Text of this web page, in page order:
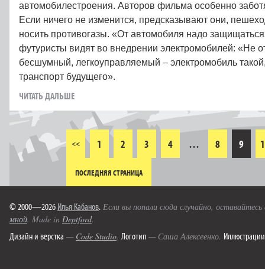
автомобилестроения. Авторов фильма особенно
Если ничего не изменится, предсказывают они,
носить противогазы. «От автомобиля надо
футуристы видят во внедрении электромобилей: «Не
бесшумный, легкоуправляемый – электромобиль
транспорт будущего».
ЧИТАТЬ ДАЛЬШЕ
<< 1 2 3 4 … 8 9
ПОСЛЕДНЯЯ СТРАНИЦА
© 2000—2026 Илья Кабанов. Если вы попали сюда случайно,
мной. Made in Deptford.
Дизайн и верстка — Code Studio. Логотип — Саша Алексеенко. Иллюстрации